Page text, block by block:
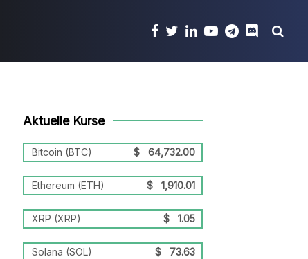
Aktuelle Kurse
Bitcoin (BTC) $ 64,732.00
Ethereum (ETH) $ 1,910.01
XRP (XRP) $ 1.05
Solana (SOL) $ 73.63